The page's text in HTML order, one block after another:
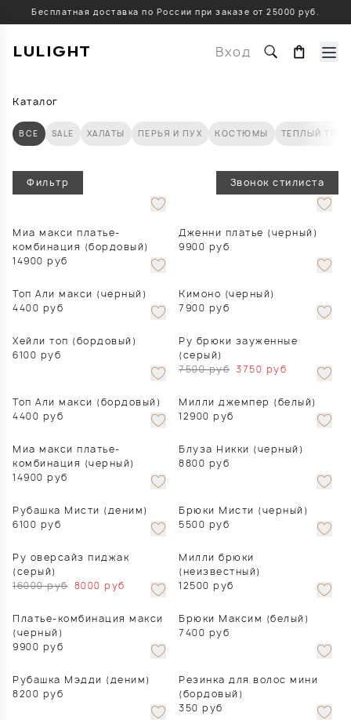
Бесплатная доставка по России при заказе от 25000 руб.
LULIGHT Вход
Каталог
ВСЕ SALE ХАЛАТЫ ПЕРЬЯ И ПУХ КОСТЮМЫ ТЕПЛЫЙ
Фильтр Звонок стилиста
Миа макси платье-
комбинация (бордовый)
14900 руб
Дженни платье (черный)
9900 руб
Топ Али макси (черный)
4400 руб
Кимоно (черный)
7900 руб
Хейли топ (бордовый)
6100 руб
Ру брюки зауженные
(серый)
7500руб 3750 руб
Топ Али макси (бордовый)
4400 руб
Милли джемпер (белый)
12900 руб
Миа макси платье-
комбинация (черный)
14900 руб
Блуза Никки (черный)
8800 руб
Рубашка Мисти (деним)
6100 руб
Брюки Мисти (черный)
5500 руб
Ру оверсайз пиджак
(серый)
16000руб 8000 руб
Милли брюки
(неизвестный)
12500 руб
Платье-комбинация макси
(черный)
9900 руб
Брюки Максим (белый)
7400 руб
Рубашка Мэдди (деним)
8200 руб
Резинка для волос мини
(бордовый)
350 руб